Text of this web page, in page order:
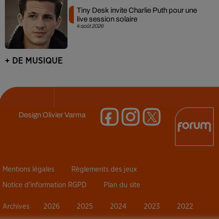
4 août 2026
Tiny Desk invite Charlie Puth pour une
live session solaire
+ DE MUSIQUE
DesignOlivier Varma
Mentions légales Règlements des jeux
Notice d’information RGPD Plan du site
Archives 2026 2025 2024 2023 2022